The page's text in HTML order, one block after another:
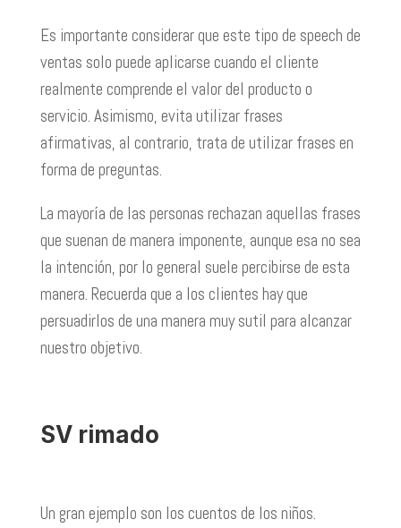
Es importante considerar que este tipo de speech de
ventas solo puede aplicarse cuando el cliente
realmente comprende el valor del producto o
servicio. Asimismo, evita utilizar frases
afirmativas, al contrario, trata de utilizar frases en
forma de preguntas.
La mayoría de las personas rechazan aquellas frases
que suenan de manera imponente, aunque esa no sea
la intención, por lo general suele percibirse de esta
manera. Recuerda que a los clientes hay que
persuadirlos de una manera muy sutil para alcanzar
nuestro objetivo.
SV rimado
Un gran ejemplo son los cuentos de los niños.